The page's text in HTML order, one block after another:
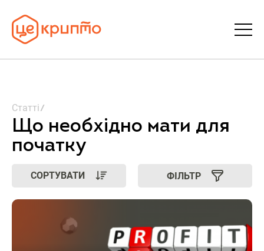
Увійти | Реєстрація
Статті
Що необхідно мати для
початку
СОРТУВАТИ ФІЛЬТР